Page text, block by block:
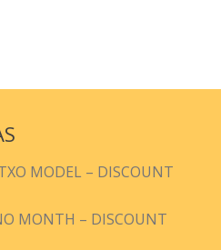
MODEL – DISCOUNT
MONTH – DISCOUNT